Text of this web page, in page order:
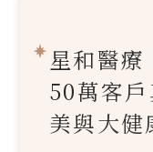
星和醫療
50萬客
美與大健